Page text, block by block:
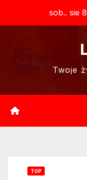
sob.. sie
Twoje
TOP